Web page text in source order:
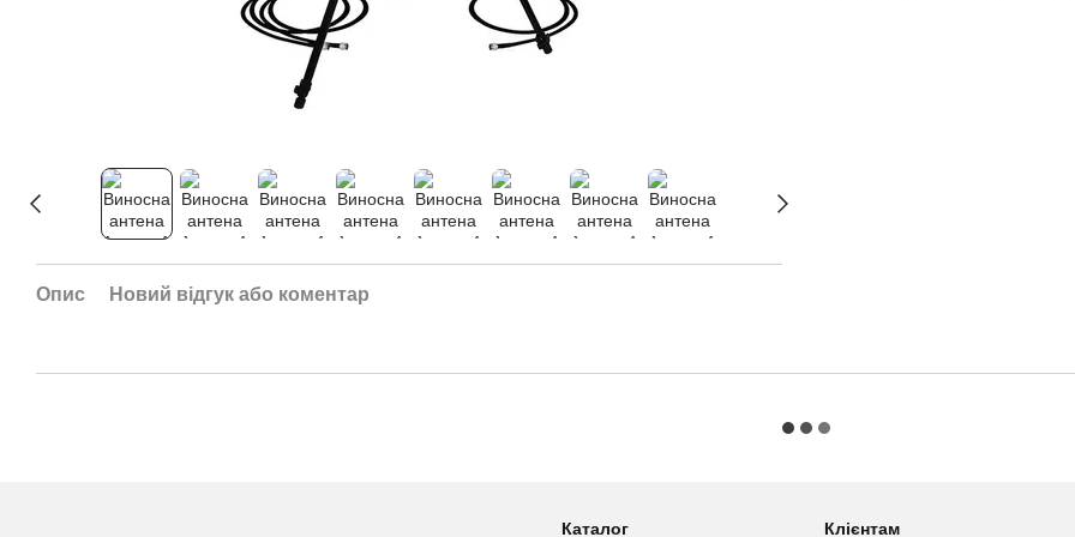
Опис Новий відгук або коментар
Каталог Клієнтам